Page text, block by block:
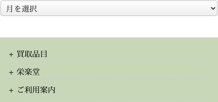
ア
ー
イ
買取品目
栄楽堂
ご利用案内